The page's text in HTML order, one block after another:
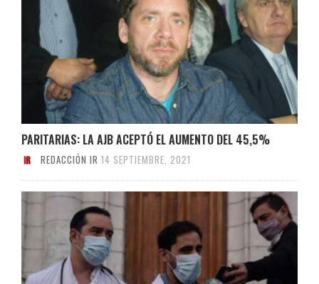
PARITARIAS: LA AJB ACEPTÓ EL AUMENTO DEL 45,5%
REDACCIÓN IR 14 SEPTIEMBRE, 2021